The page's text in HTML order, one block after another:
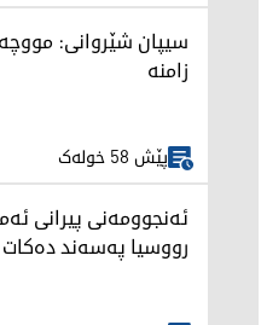
سیپان شێروانی:
زامنە
پێش 58 خولەک
ئەنجوومەنی پیرانی
رووسیا په‌سه‌ند ده‌كات